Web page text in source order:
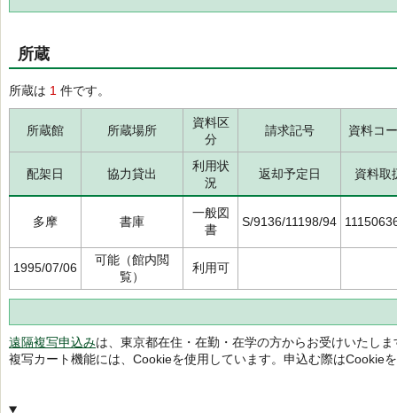
所蔵
所蔵は 1 件です。
所蔵館 所蔵場所
資料区
分
請求記号 資料コ
配架日 協力貸出
利用状
況
返却予定日 資料取
多摩 書庫
一般図
書
S/9136/11198/94
1995/07/06
可能（館内閲
覧）
利用可
遠隔複写申込みは、東京都在住・在勤・在学の方からお受けいたしま
複写カート機能には、Cookieを使用しています。申込む際はCookie